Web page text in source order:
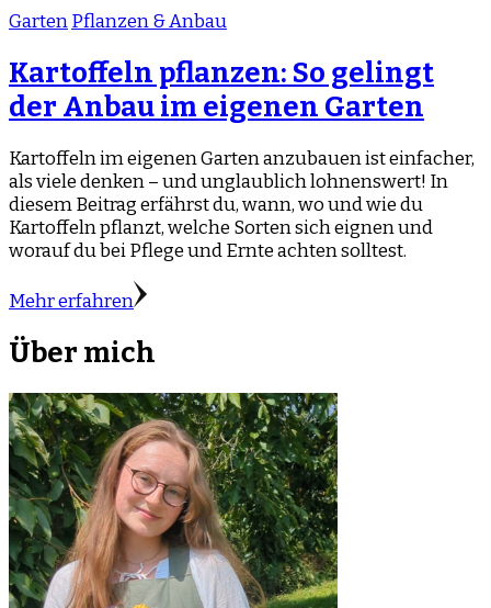
GartenPflanzen & Anbau
Kartoffeln pflanzen: So gelingt
der Anbau im eigenen Garten
Kartoffeln im eigenen Garten anzubauen ist einfacher,
als viele denken – und unglaublich lohnenswert! In
diesem Beitrag erfährst du, wann, wo und wie du
Kartoffeln pflanzt, welche Sorten sich eignen und
worauf du bei Pflege und Ernte achten solltest.
Mehr erfahren
Über mich